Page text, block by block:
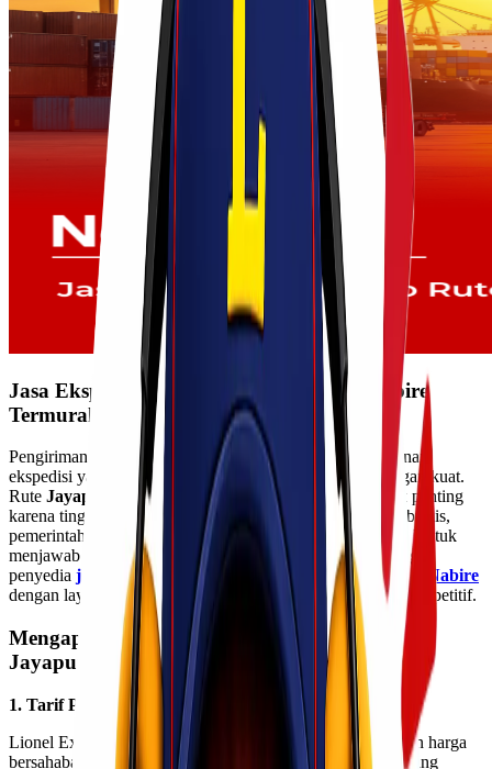
Jasa Ekspedisi Cargo Rute Jayapura – Nabire
Termurah
Pengiriman barang ke wilayah Papua membutuhkan layanan
ekspedisi yang berpengalaman, aman, dan memiliki jaringan kuat.
Rute Jayapura – Nabire
menjadi salah satu jalur logistik penting
karena tingginya kebutuhan distribusi barang, baik untuk bisnis,
pemerintahan, proyek daerah, maupun kebutuhan pribadi. Untuk
menjawab kebutuhan tersebut,
Lionel Express
hadir sebagai
penyedia jasa ekspedisi cargo termurah rute Jayapura – Nabire
dengan layanan profesional, aman, dan tarif yang sangat kompetitif.
Mengapa Memilih Lionel Express untuk Rute
Jayapura – Nabire?
1. Tarif Pengiriman Termurah di Kelasnya
Lionel Express dikenal sebagai ekspedisi yang menawarkan harga
bersahabat untuk rute antar kota di Papua. Dengan biaya yang